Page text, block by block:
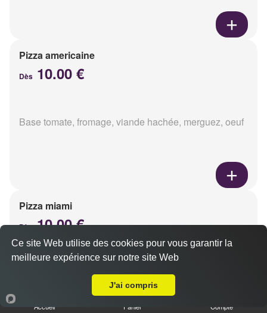
Pizza americaine
Dès 10.00 €
Base tomate, fromage, viande hachée, merguez, oeuf
Pizza miami
Dès10.00 €
Base tomate, fromage, chorizo, oeuf
Accueil Panier Compte
Ce site Web utilise des cookies pour vous garantir la
meilleure expérience sur notre site Web
J'ai compris